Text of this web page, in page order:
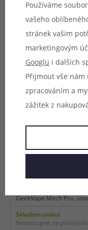
Parametry
Hodnocení (0)
Náhradní kryt pro
Pro (Černo-červený)
GeekVape Mech Pro,
2 ks v balení.
Skladem online
Nedostupné na
Používáme
vašeho
stránek vašim
marketingovým
Googlu i dalších
Přijmout vše
zpracováním a
zážitek z